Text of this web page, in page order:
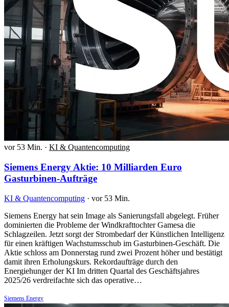
vor 53 Min. · KI & Quantencomputing
Siemens Energy Aktie: 10 Milliarden Euro
Gasturbinen-Aufträge
KI & Quantencomputing · vor 53 Min.
Siemens Energy hat sein Image als Sanierungsfall abgelegt. Früher
dominierten die Probleme der Windkrafttochter Gamesa die
Schlagzeilen. Jetzt sorgt der Strombedarf der Künstlichen Intelligenz
für einen kräftigen Wachstumsschub im Gasturbinen-Geschäft. Die
Aktie schloss am Donnerstag rund zwei Prozent höher und bestätigt
damit ihren Erholungskurs. Rekordaufträge durch den
Energiehunger der KI Im dritten Quartal des Geschäftsjahres
2025/26 verdreifachte sich das operative…
Siemens Energy